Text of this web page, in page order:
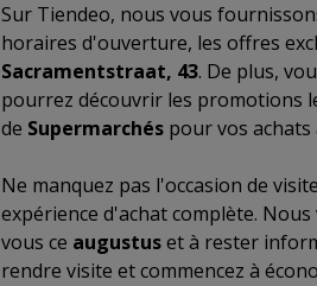
Sur Tiendeo, nous vous
horaires d'ouverture, les offres
Sacramentstraat, 43. De plus,
pourrez découvrir les promotions
de Supermarchéspour vos achats
Ne manquez pas l'occasion de
expérience d'achat complète.
vous ce augustuset à rester
rendre visite et commencez à